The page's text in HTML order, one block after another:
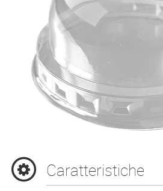
Caratteristiche